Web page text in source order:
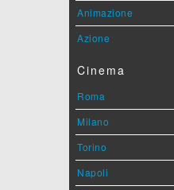
Animazione
Azione
Cinema
Roma
Milano
Torino
Napoli